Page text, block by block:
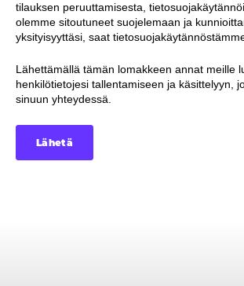
tilauksen peruuttamisesta,
olemme sitoutuneet suojelemaan ja
yksityisyyttäsi, saat
Lähettämällä tämän lomakkeen annat meille
henkilötietojesi tallentamiseen ja käsittelyyn,
sinuun yhteydessä.